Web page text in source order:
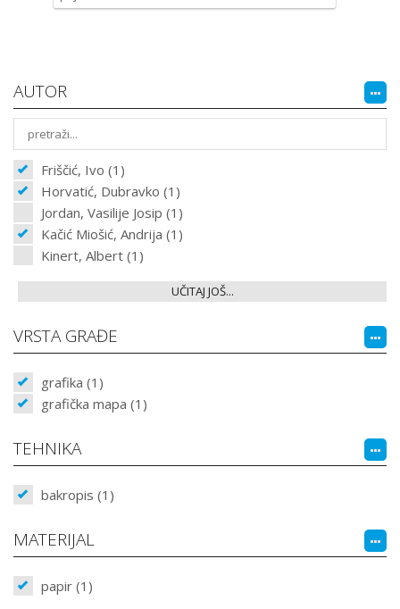
AUTOR
Friščić, Ivo (1)
Horvatić, Dubravko (1)
Jordan, Vasilije Josip (1)
Kačić Miošić, Andrija (1)
Kinert, Albert (1)
UČITAJ JOŠ...
VRSTA GRAĐE
grafika (1)
grafička mapa (1)
TEHNIKA
bakropis (1)
MATERIJAL
papir (1)